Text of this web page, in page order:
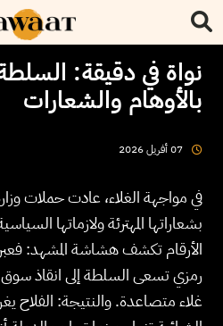
نواة في دقيقة:
بالأوهام والشعارات
07أفريل2026
في مواجهة الغلاء، عادت حملات
بشعاراتها المهترئة ولازماتها
الأرقام تكشف هشاشة المشهد:
رمزي تسعى السلطة إلى انقاذ
غلاء متصاعدة. والنتيجة: الفلاح